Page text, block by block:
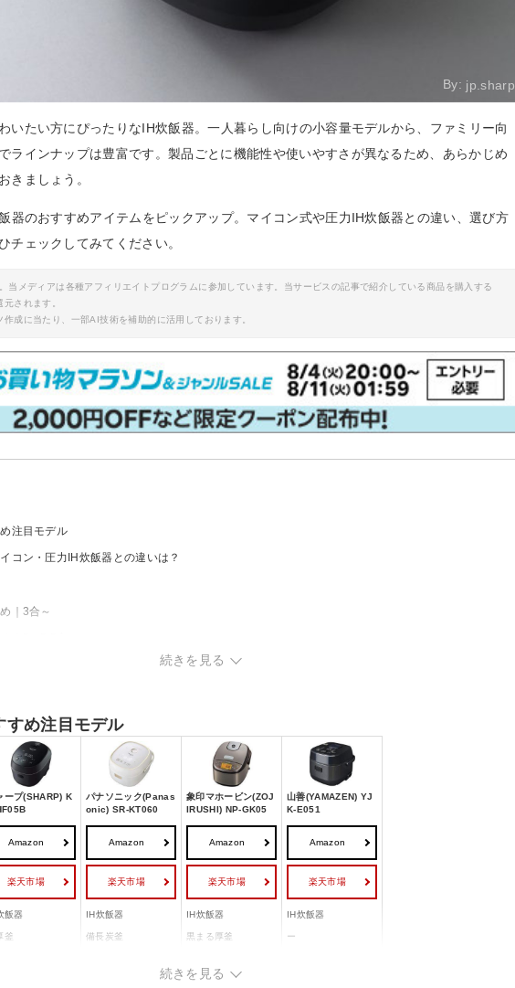
By: jp.sharp
いたい方にぴったりなIH炊飯器。一人暮らし向けの小容量モデルから、ファミリー向
ラインナップは豊富です。製品ごとに機能性や使いやすさが異なるため、あらかじめ
きましょう。
器のおすすめアイテムをピックアップ。マイコン式や圧力IH炊飯器との違い、選び方
チェックしてみてください。
当メディアは各種アフィリエイトプログラムに参加しています。当サービスの記事で紹介している商品を購入する
されます。
成に当たり、一部AI技術を補助的に活用しております。
注目モデル
コン・圧力IH炊飯器との違いは？
｜3合～
続きを見る
すめ注目モデル
ープ(SHARP) K
パナソニック(Panas
onic) SR-KT060
象印マホービン(ZOJ
IRUSHI) NP-GK05
山善(YAMAZEN) YJ
K-E051
Amazon
楽天市場
Amazon
楽天市場
Amazon
楽天市場
Amazon
楽天市場
飯器 IH炊飯器 IH炊飯器 IH炊飯器
釜 備長炭釜 黒まる厚釜 ー
幅251x高さ202x奥
幅230x高さ190x奥
続きを見る